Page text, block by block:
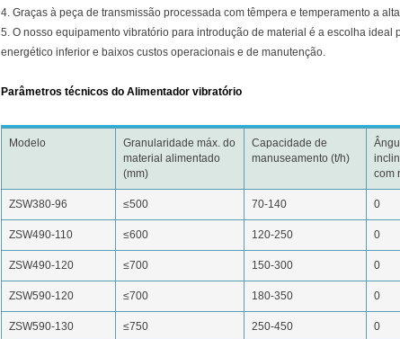
4. Graças à peça de transmissão processada com têmpera e temperamento a
5. O nosso equipamento vibratório para introdução de material é a escolha
energético inferior e baixos custos operacionais e de manutenção.
Parâmetros técnicos do Alimentador vibratório
Modelo
Granularidade máx. do
material alimentado
(mm)
Capacidade de
manuseamento (t/h)
com
ZSW380-96 ≤500 70-140 0
ZSW490-110 ≤600 120-250 0
ZSW490-120 ≤700 150-300 0
ZSW590-120 ≤700 180-350 0
ZSW590-130 ≤750 250-450 0